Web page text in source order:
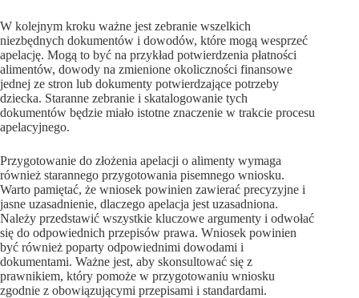
W kolejnym kroku ważne jest zebranie wszelkich
niezbędnych dokumentów i dowodów, które mogą wesprzeć
apelację. Mogą to być na przykład potwierdzenia płatności
alimentów, dowody na zmienione okoliczności finansowe
jednej ze stron lub dokumenty potwierdzające potrzeby
dziecka. Staranne zebranie i skatalogowanie tych
dokumentów będzie miało istotne znaczenie w trakcie procesu
apelacyjnego.
Przygotowanie do złożenia apelacji o alimenty wymaga
również starannego przygotowania pisemnego wniosku.
Warto pamiętać, że wniosek powinien zawierać precyzyjne i
jasne uzasadnienie, dlaczego apelacja jest uzasadniona.
Należy przedstawić wszystkie kluczowe argumenty i odwołać
się do odpowiednich przepisów prawa. Wniosek powinien
być również poparty odpowiednimi dowodami i
dokumentami. Ważne jest, aby skonsultować się z
prawnikiem, który pomoże w przygotowaniu wniosku
zgodnie z obowiązującymi przepisami i standardami.